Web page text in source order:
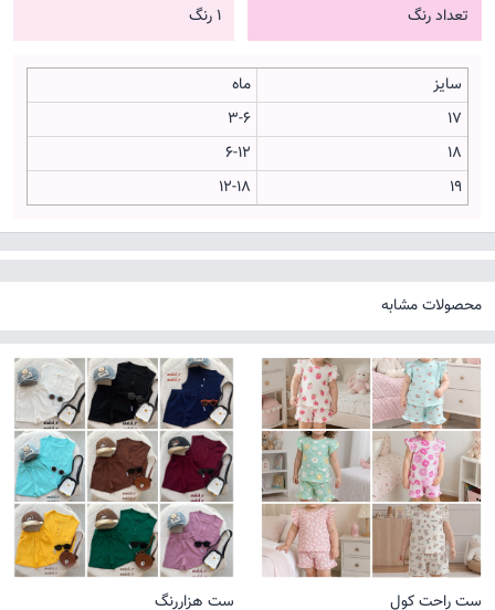
تعداد رنگ 1 رنگ
سایز
ماه
17
3-6
18
6-12
19
12-18
محصولات مشابه
ست راحت کول
ست هزاررنگ